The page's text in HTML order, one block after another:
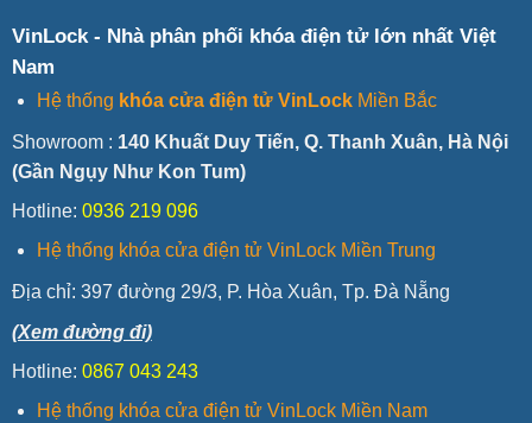
VinLock - Nhà phân phối khóa điện tử lớn nhất Việt
Nam
Hệ thống khóa cửa điện tử VinLockMiền Bắc
Showroom : 140 Khuất Duy Tiến, Q. Thanh Xuân, Hà Nội
(Gần Ngụy Như Kon Tum)
Hotline: 0936 219 096
Hệ thống khóa cửa điện tử VinLock Miền Trung
Địa chỉ: 397 đường 29/3, P. Hòa Xuân, Tp. Đà Nẵng
(Xem đường đi)
Hotline: 0867 043 243
Hệ thống khóa cửa điện tử VinLock Miền Nam